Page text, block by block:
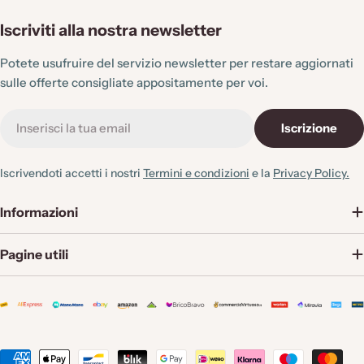
:Iscriviti alla nostra newsletter
Potete usufruire del servizio newsletter per restare aggiornati
sulle offerte consigliate appositamente per voi.
mail
Iscrizione
Iscrivendoti accetti i nostri Termini e condizioni e la Privacy Policy.
Informazioni
Pagine utili
Metodi